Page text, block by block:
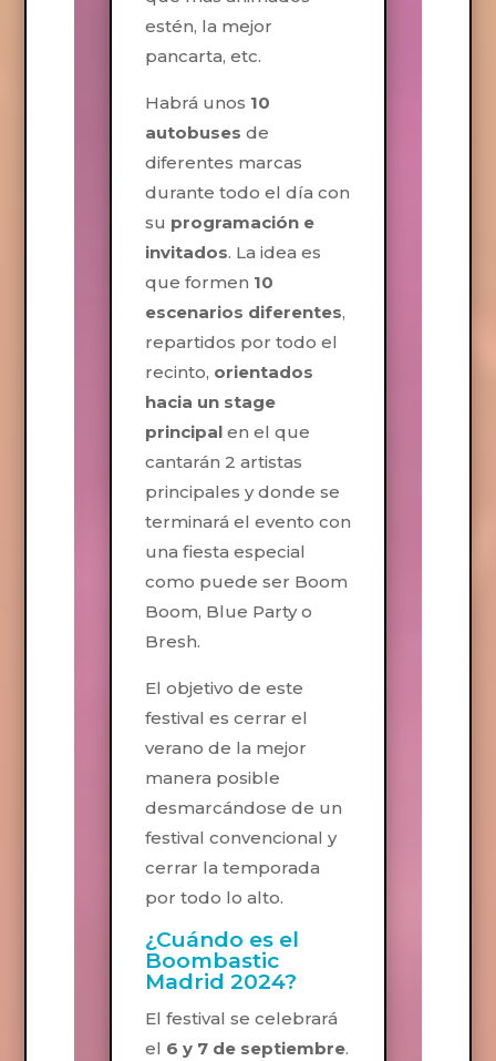
estén, la mejor
pancarta, etc.
Habrá unos 10
autobuses de
diferentes marcas
durante todo el día con
su programación e
invitados. La idea es
que formen 10
escenarios diferentes,
repartidos por todo el
recinto, orientados
hacia un stage
principalen el que
cantarán 2 artistas
principales y donde se
terminará el evento con
una fiesta especial
como puede ser Boom
Boom, Blue Party o
Bresh.
El objetivo de este
festival es cerrar el
verano de la mejor
manera posible
desmarcándose de un
festival convencional y
cerrar la temporada
por todo lo alto.
¿Cuándo es el
Boombastic
Madrid 2024?
El festival se celebrará
el 6 y 7 de septiembre.